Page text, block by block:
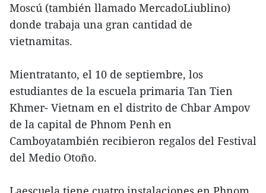
Moscú (también llamado MercadoLiublino)
donde trabaja una gran cantidad de
vietnamitas.
Mientratanto, el 10 de septiembre, los
estudiantes de la escuela primaria Tan Tien
Khmer- Vietnam en el distrito de Chbar Ampov
de la capital de Phnom Penh en
Camboyatambién recibieron regalos del Festival
del Medio Otoño.